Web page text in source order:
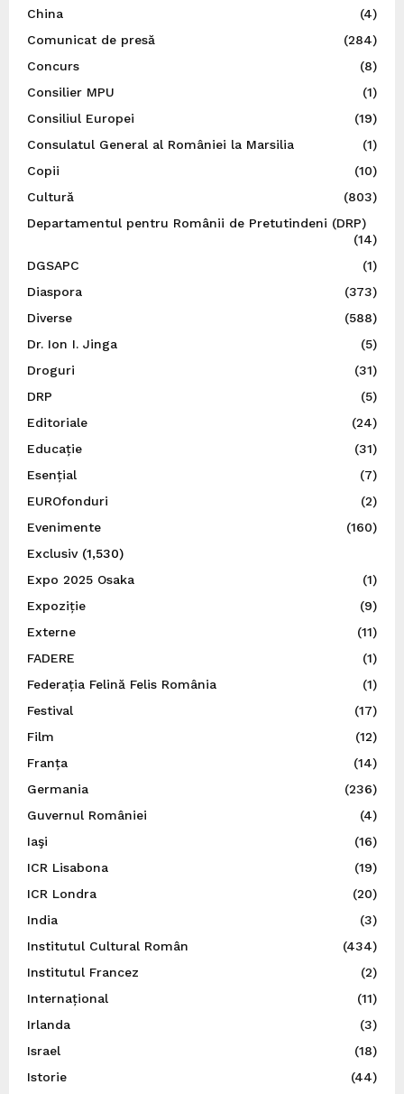
China
(4)
Comunicat de presă
(284)
Concurs
(8)
Consilier MPU
(1)
Consiliul Europei
(19)
Consulatul General al României la Marsilia
(1)
Copii
(10)
Cultură
(803)
Departamentul pentru Românii de Pretutindeni (DRP)
(14)
DGSAPC
(1)
Diaspora
(373)
Diverse
(588)
Dr. Ion I. Jinga
(5)
Droguri
(31)
DRP
(5)
Editoriale
(24)
Educație
(31)
Esențial
(7)
EUROfonduri
(2)
Evenimente
(160)
Exclusiv(1,530)
Expo 2025 Osaka
(1)
Expoziție
(9)
Externe
(11)
FADERE
(1)
Federația Felină Felis România
(1)
Festival
(17)
Film
(12)
Franța
(14)
Germania
(236)
Guvernul României
(4)
Iaşi
(16)
ICR Lisabona
(19)
ICR Londra
(20)
India
(3)
Institutul Cultural Român
(434)
Institutul Francez
(2)
Internațional
(11)
Irlanda
(3)
Israel
(18)
Istorie
(44)